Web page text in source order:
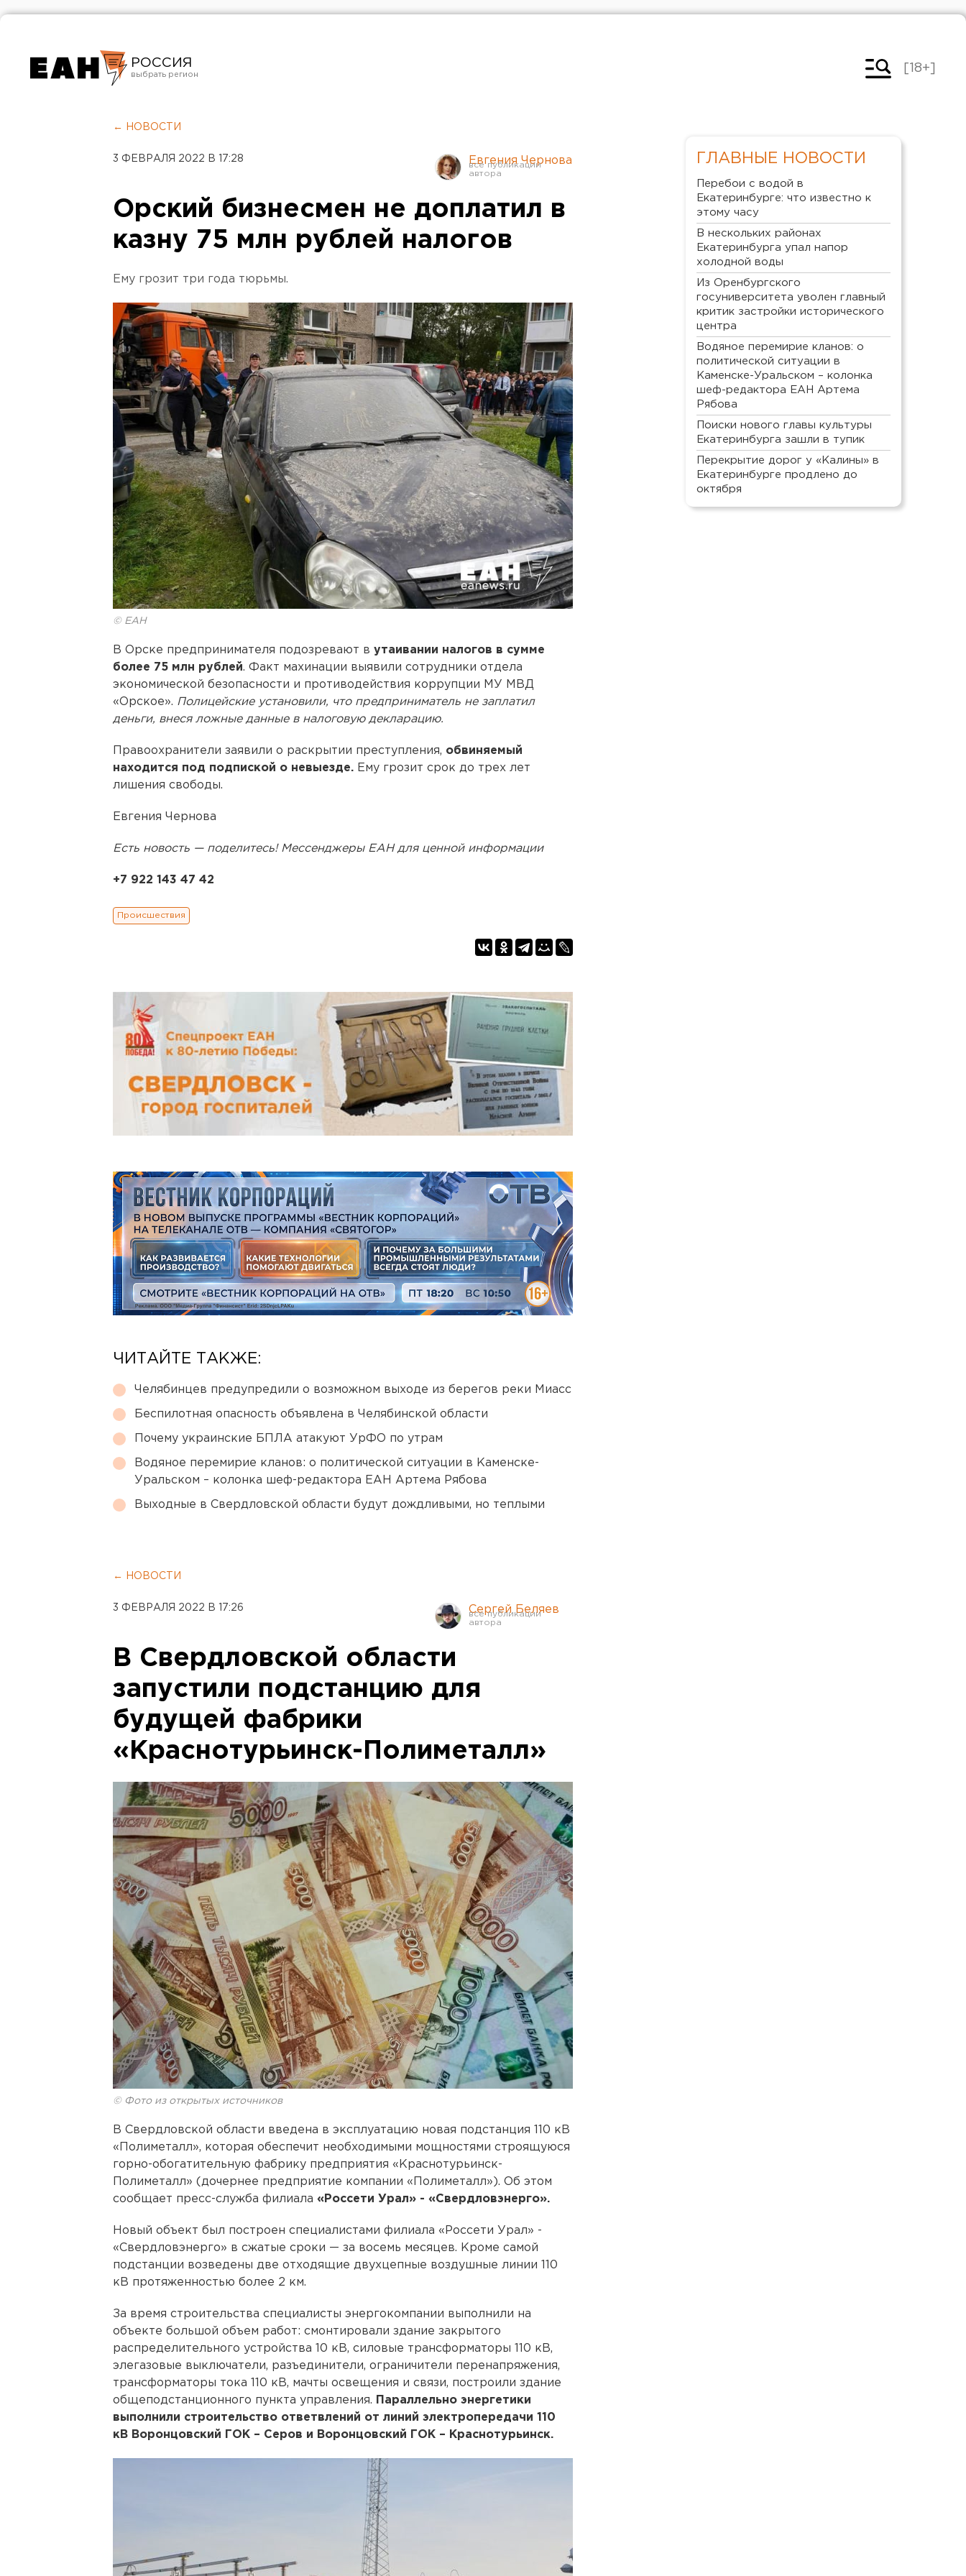
РОССИЯ
Челябинск
[18+]
← НОВОСТИ
3 ФЕВРАЛЯ 2022 В 17:28 Евгения Чернова
Орский бизнесмен не доплатил в
казну 75 млн рублей налогов
Ему грозит три года тюрьмы.
© ЕАН
В Орске предпринимателя подозревают в утаивании налогов в сумме
более 75 млн рублей. Факт махинации выявили сотрудники отдела
экономической безопасности и противодействия коррупции МУ МВД
«Орское». Полицейские установили, что предприниматель не заплатил
деньги, внеся ложные данные в налоговую декларацию.
Правоохранители заявили о раскрытии преступления, обвиняемый
находится под подпиской о невыезде. Ему грозит срок до трех лет
лишения свободы.
Евгения Чернова
Есть новость — поделитесь! Мессенджеры ЕАН для ценной информации
+7 922 143 47 42
Происшествия
ЧИТАЙТЕ ТАКЖЕ:
Челябинцев предупредили о возможном выходе из берегов реки Миасс
Беспилотная опасность объявлена в Челябинской области
Почему украинские БПЛА атакуют УрФО по утрам
Водяное перемирие кланов: о политической ситуации в Каменске-
Уральском – колонка шеф-редактора ЕАН Артема Рябова
Выходные в Свердловской области будут дождливыми, но теплыми
← НОВОСТИ
3 ФЕВРАЛЯ 2022 В 17:26 Сергей Беляев
В Свердловской области
запустили подстанцию для
будущей фабрики
«Краснотурьинск-Полиметалл»
© Фото из открытых источников
В Свердловской области введена в эксплуатацию новая подстанция 110 кВ
«Полиметалл», которая обеспечит необходимыми мощностями строящуюся
горно-обогатительную фабрику предприятия «Краснотурьинск-
Полиметалл» (дочернее предприятие компании «Полиметалл»). Об этом
сообщает пресс-служба филиала «Россети Урал» - «Свердловэнерго».
Новый объект был построен специалистами филиала «Россети Урал» -
«Свердловэнерго» в сжатые сроки — за восемь месяцев. Кроме самой
подстанции возведены две отходящие двухцепные воздушные линии 110
кВ протяженностью более 2 км.
За время строительства специалисты энергокомпании выполнили на
объекте большой объем работ: смонтировали здание закрытого
распределительного устройства 10 кВ, силовые трансформаторы 110 кВ,
элегазовые выключатели, разъединители, ограничители перенапряжения,
трансформаторы тока 110 кВ, мачты освещения и связи, построили здание
общеподстанционного пункта управления.
Параллельно энергетики
выполнили строительство ответвлений от линий электропередачи 110
кВ Воронцовский ГОК – Серов и Воронцовский ГОК – Краснотурьинск.
ГЛАВНЫЕ НОВОСТИ
Перебои с водой в
Екатеринбурге: что известно к
этому часу
В нескольких районах
Екатеринбурга упал напор
холодной воды
Из Оренбургского
госуниверситета уволен главный
критик застройки исторического
центра
Водяное перемирие кланов: о
политической ситуации в
Каменске-Уральском – колонка
шеф-редактора ЕАН Артема
Рябова
Поиски нового главы культуры
Екатеринбурга зашли в тупик
Перекрытие дорог у «Калины» в
Екатеринбурге продлено до
октября